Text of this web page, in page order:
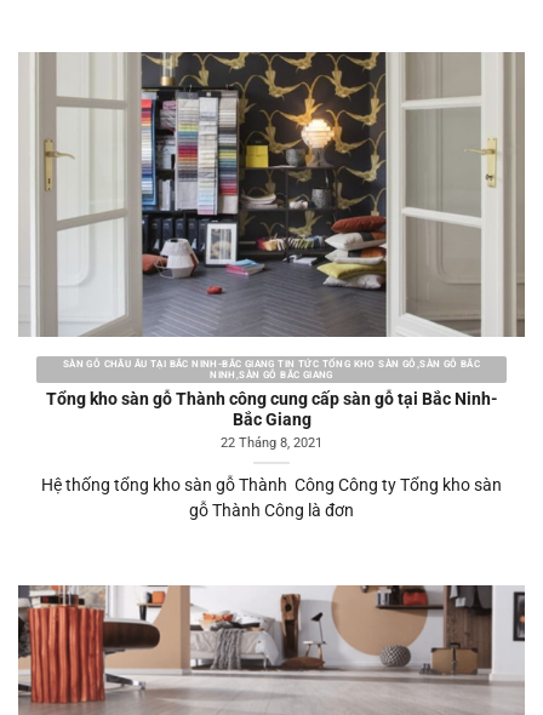
SÀN GỖ CHÂU ÂU TẠI BẮC NINH-BẮC GIANG TIN TỨC TỔNG KHO SÀN GỖ,SÀN GỖ BẮC
NINH,SÀN GỖ BẮC GIANG
Tổng kho sàn gỗ Thành công cung cấp sàn gỗ tại Bắc Ninh-
Bắc Giang
22 Tháng 8, 2021
Hệ thống tổng kho sàn gỗ Thành Công Công ty Tổng kho sàn
gỗ Thành Công là đơn